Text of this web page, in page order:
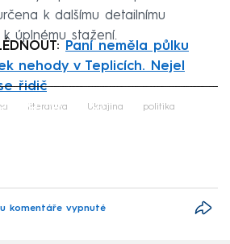
k dalšímu detailnímu
úplnému stažení.
Paní neměla půlku
nehody v Teplicích. Nejel
řidič
to fetch
literatura Ukrajina politika
komentáře vypnuté